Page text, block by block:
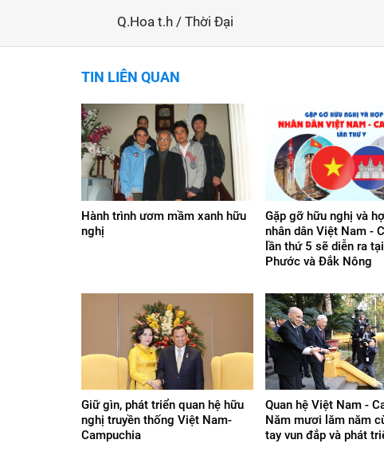
Q.Hoa t.h / Thời Đại
TIN LIÊN QUAN
Hành trình ươm mầm xanh hữu
nghị
Gặp gỡ hữu nghị và
nhân dân Việt Nam -
lần thứ 5 sẽ diễn ra
Phước và Đắk Nông
Giữ gìn, phát triển quan hệ hữu
nghị truyền thống Việt Nam-
Campuchia
Quan hệ Việt Nam -
Năm mươi lăm năm
tay vun đắp và phát